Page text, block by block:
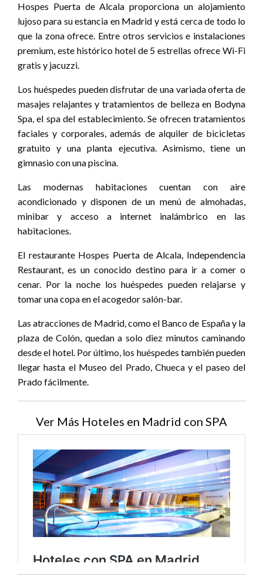
Hospes Puerta de Alcala proporciona un alojamiento
lujoso para su estancia en Madrid y está cerca de todo lo
que la zona ofrece. Entre otros servicios e instalaciones
premium, este histórico hotel de 5 estrellas ofrece Wi-Fi
gratis y jacuzzi.
Los huéspedes pueden disfrutar de una variada oferta de
masajes relajantes y tratamientos de belleza en Bodyna
Spa, el spa del establecimiento. Se ofrecen tratamientos
faciales y corporales, además de alquiler de bicicletas
gratuito y una planta ejecutiva. Asimismo, tiene un
gimnasio con una piscina.
Las modernas habitaciones cuentan con aire
acondicionado y disponen de un menú de almohadas,
minibar y acceso a internet inalámbrico en las
habitaciones.
El restaurante Hospes Puerta de Alcala, Independencia
Restaurant, es un conocido destino para ir a comer o
cenar. Por la noche los huéspedes pueden relajarse y
tomar una copa en el acogedor salón-bar.
Las atracciones de Madrid, como el Banco de España y la
plaza de Colón, quedan a solo diez minutos caminando
desde el hotel. Por último, los huéspedes también pueden
llegar hasta el Museo del Prado, Chueca y el paseo del
Prado fácilmente.
Ver Más Hoteles en Madrid con SPA